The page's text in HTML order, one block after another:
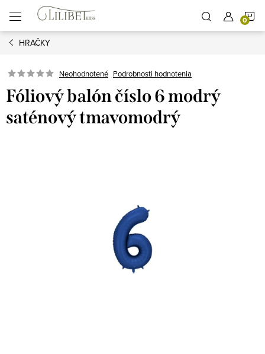
obsah
HRAČKY
Neohodnotené Podrobnosti hodnotenia
Fóliový balón číslo 6 modrý
saténový tmavomodrý